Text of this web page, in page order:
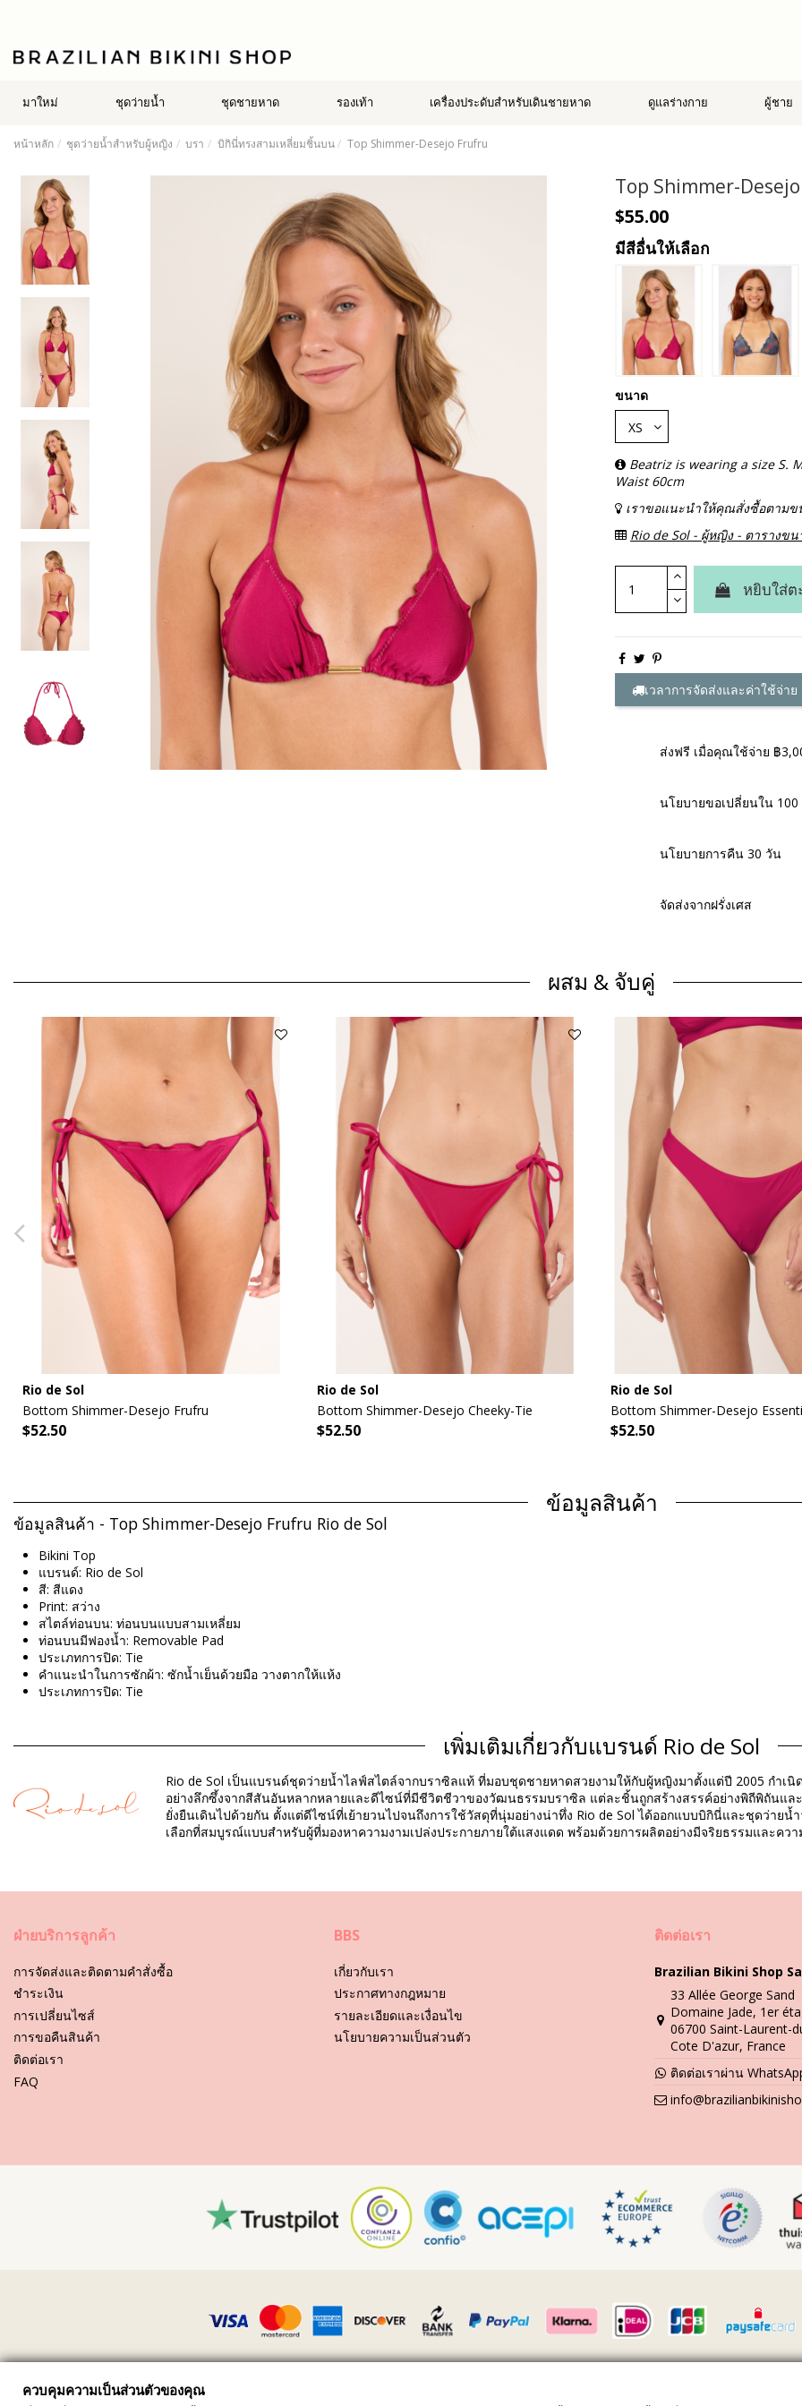
มาใหม่ ชุดว่ายน้ำ ชุดชายหาด รองเท้า เครื่องประดับสำหรับเดินชายหาด ดูแลร่างกาย ผู้ชาย
หน้าหลัก ชุดว่ายน้ำสำหรับผู้หญิง บรา บิกินี่ทรงสามเหลี่ยมชิ้นบน Top Shimmer-Desejo Frufru
Top Shimmer-
$55.00
มีสีอื่นให้เลือก
ขนาด
Beatriz is wearing a size S.
Waist 60cm
เราขอแนะนำให้คุณสั่งซื้อตาม
Rio de Sol - ผู้หญิง - ตารางขน
หยิบใส่ต
เวลาการจัดส่งและค่าใช้จ่าย
ส่งฟรี เมื่อคุณใช้จ่าย ฿
นโยบายขอเปลี่ยนใน 100
นโยบายการคืน 30 วัน
จัดส่งจากฝรั่งเศส
ผสม & จับคู่
Rio de Sol
Bottom Shimmer-Desejo Frufru
$52.50
Rio de Sol
Bottom Shimmer-Desejo Cheeky-Tie
$52.50
Rio de Sol
Bottom Shimmer-Desejo
$52.50
ข้อมูลสินค้า
ข้อมูลสินค้า - Top Shimmer-Desejo Frufru Rio de Sol
Bikini Top
แบรนด์: Rio de Sol
สี: สีแดง
Print: สว่าง
สไตล์ท่อนบน: ท่อนบนแบบสามเหลี่ยม
ท่อนบนมีฟองน้ำ: Removable Pad
ประเภทการปิด: Tie
คำแนะนำในการซักผ้า: ซักน้ำเย็นด้วยมือ วางตากให้แห้ง
ประเภทการปิด: Tie
ส่วนประกอบ
ส่วนประกอบ: 84% Biodegradable Nylon (AMNI SOUL ECO), 16% Spandex (LYCRA) - OEKO-TEX - Chlorine Resistant
ซับใน: 84% Biodegradable Nylon (AMNI SOUL ECO), 16% Spandex (LYCRA) - OEKO-TEX - Chlorine Resistant
ป้องกันรังสียูวี: UPF 50+
รวมแพ็คเกจ: 1 x Bikini Top (ไม่รวมอุปกรณ์เสริมอื่น ๆ)
SKU: 1981125763
EAN: XS (7899810420954), S (7899810420961), M (7899810420855), L (7899810420848), XL (7899810420732)
น้ำหนัก: 55g / 0.12lb / 1.94oz
การพิมพ์ไม่ถูกต้องและอาจแตกต่างกันไปตามการตัด
การปรับแต่งภาพถ่าย
คำแนะนำในการล้างและดูแล
คำแนะนำในการดูแลสำหรับ: Rio de Sol Top Shimmer-Desejo Frufru
คุณต้องการเพลิดเพลินไปกับชุดบิกินี่ที่ยังคงดูใหม่และมีสีสันสวยสดใส มากกว่าหนึ่งฤดูกาลใช่หรือ? ถ้าเป็นเช่นนั้น คุณต้องเรียนรู้วิธีการดูแลชุดบิกิ
สีสันที่สวยสดใสของชุดบิกินี่ แม้จะพูดอย่างนี้ แต่จะทำอย่างไรล่ะ ให้ชุดบิกินี่มีอายุในการใช้งานที่ยาวนานขึ้น ยังคงดูใหม่และมีสีสันที่สวยสดใสไปน
ทำความสะอาดผ้าที่มีความอ่อนโยน ที่ช่วยเพิ่มความอ่อนนุ่มของเนื้อผ้าและไม่ทำลายเนื้อผ้า อย่างเช่น ผลิตภัณฑ์ทำความสะอาดชุดว่ายน้ำโดยเฉพ
อย่าลืมนำชุดว่ายน้ำออกจากกระเป๋าชายหาดหรือกระเป๋าของคุณ อย่าปล่อยให้ชุดว่ายน้ำเปียกเป็นเวลานาน โดยเฉพาะการพับชุดในขณะที่ชุดยังเ
เปลี่ยนสีได้นั่นเอง และถ้าหากชุดบิกินี่ของคุณประดับประดาไปด้วยหิน ไข่มุกหรือการเย็บจีบ ให้คุณหลีกเลี่ยงการถูกแรงๆ หรือดึง เพราะวัสดุเหล่านี้จ
ทำอย่างไรให้ชุดว่ายน้ำแห้ง? ไม่แนะนำให้ตากแดด แต่ให้ใช้ผ้าขนหนูช่วยซับน้ำ ซึ่งวิธีการคือ นำชุดว่ายน้ำหรือบิกินี่วางลงบนผ้าขนหนู แล้วม้วน
การนี้จะช่วยถนอมสีผ้า และไม่ทำให้สีซีดจางเร็ว
เพิ่มเติมเกี่ยวกับแบรนด์ Rio de Sol
Rio de Sol เป็นแบรนด์ชุดว่ายน้ำไลฟ์สไตล์จากบราซิลแท้ ที่มอบชุดชายหาดสวยงามให้กับผู้หญิงมาตั้งแต่ปี 2005 กำเ
อย่างลึกซึ้งจากสีสันอันหลากหลายและดีไซน์ที่มีชีวิตชีวาของวัฒนธรรมบราซิล แต่ละชิ้นถูกสร้างสรรค์อย่างพิถีพิถันแล
ยั่งยืนเดินไปด้วยกัน ตั้งแต่ดีไซน์ที่เย้ายวนไปจนถึงการใช้วัสดุที่นุ่มอย่างน่าทึ่ง Rio de Sol ได้ออกแบบบิกินี่และชุดว่า
เลือกที่สมบูรณ์แบบสำหรับผู้ที่มองหาความงามเปล่งประกายภายใต้แสงแดด พร้อมด้วยการผลิตอย่างมีจริยธรรมและคว
ฝ่ายบริการลูกค้า
การจัดส่งและติดตามคำสั่งซื้อ
ชําระเงิน
การเปลี่ยนไซส์
การขอคืนสินค้า
ติดต่อเรา
FAQ
BBS
เกี่ยวกับเรา
ประกาศทางกฎหมาย
รายละเอียดและเงื่อนไข
นโยบายความเป็นส่วนตัว
ติดต่อเรา
Brazilian Bikini Shop
33 Allée George Sand
Domaine Jade, 1er
06700 Saint-Laurent-
Cote D'azur, France
ติดต่อเราผ่าน
ควบคุมความเป็นส่วนตัวของคุณ